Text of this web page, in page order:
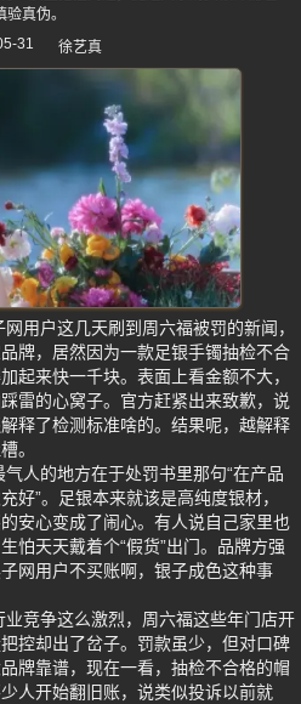
验真伪。
31
徐艺真
用户这几天刷到周六福被罚的新闻，
牌，居然因为一款足银手镯抽检不合
起来快一千块。表面上看金额不大，
雷的心窝子。官方赶紧出来致歉，说
释了检测标准啥的。结果呢，越解释
。
人的地方在于处罚书里那句“在产品
好”。足银本来就该是高纯度银材，
安心变成了闹心。有人说自己家里也
怕天天戴着个“假货”出门。品牌方强
网用户不买账啊，银子成色这种事
竞争这么激烈，周六福这些年门店开
控却出了岔子。罚款虽少，但对口碑
牌靠谱，现在一看，抽检不合格的帽
人开始翻旧账，说类似投诉以前就